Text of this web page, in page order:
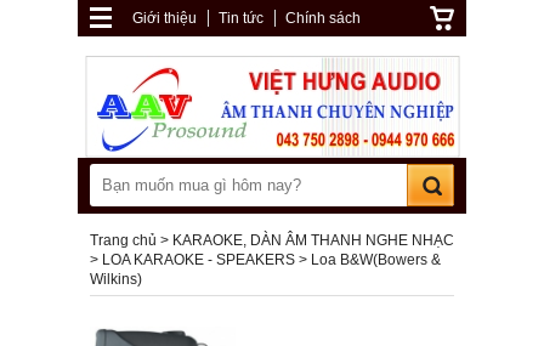
Giới thiệu Tin tức Chính sách
Trang chủ
KARAOKE, DÀN ÂM THANH NGHE NHẠC
LOA KARAOKE - SPEAKERS
Loa B&W(Bowers &
Wilkins)